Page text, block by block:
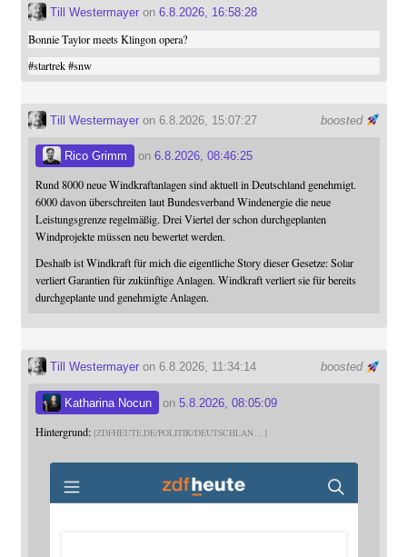
Till Westermayeron 6.8.2026, 16:58:28
Bonnie Taylor meets Klingon opera?
#startrek #snw
boosted
Till Westermayeron 6.8.2026, 15:07:27
Rico Grimm on 6.8.2026, 08:46:25
Rund 8000 neue Windkraftanlagen sind aktuell in Deutschland genehmigt.
6000 davon überschreiten laut Bundesverband Windenergie die neue
Leistungsgrenze regelmäßig. Drei Viertel der schon durchgeplanten
Windprojekte müssen neu bewertet werden.
Deshalb ist Windkraft für mich die eigentliche Story dieser Gesetze: Solar
verliert Garantien für zukünftige Anlagen. Windkraft verliert sie für bereits
durchgeplante und genehmigte Anlagen.
boosted
Till Westermayeron 6.8.2026, 11:34:14
Katharina Nocun on 5.8.2026, 08:05:09
Hintergrund: ZDFHEUTE.DE/POLITIK/DEUTSCHLAN